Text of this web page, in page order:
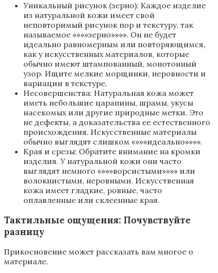
Уникальный рисунок (зерно): Каждое изделие
из натуральной кожи имеет свой
неповторимый рисунок пор и текстуру, так
называемое «»»»зерно»»»». Он не будет
идеально равномерным или повторяющимся,
как у искусственных материалов, которые
обычно имеют штампованный, монотонный
узор. Ищите мелкие морщинки, неровности и
вариации в текстуре.
Несовершенства: Натуральная кожа может
иметь небольшие царапины, шрамы, укусы
насекомых или другие природные метки. Это
не дефекты, а доказательства ее естественного
происхождения. Искусственные материалы
обычно выглядят слишком «»»»идеально»»»».
Края и срезы: Обратите внимание на кромки
изделия. У натуральной кожи они часто
выглядят немного «»»»ворсистыми»»»» или
волокнистыми, неровными. Искусственная
кожа имеет гладкие, ровные, часто
оплавленные или склеенные края.
Тактильные ощущения: Почувствуйте
разницу
Прикосновение может рассказать вам многое о
материале.